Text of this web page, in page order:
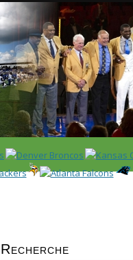
Recherche